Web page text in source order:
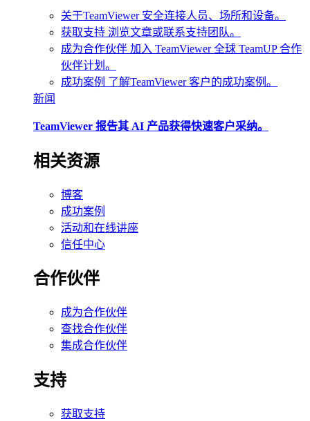
关于TeamViewer 安全连接人员、场所和设备。
获取支持 浏览文章或联系支持团队。
成为合作伙伴 加入 TeamViewer 全球 TeamUP 合作
伙伴计划。
成功案例 了解TeamViewer 客户的成功案例。
新闻
TeamViewer 报告其 AI 产品获得快速客户采纳。
相关资源
博客
成功案例
活动和在线讲座
信任中心
合作伙伴
成为合作伙伴
查找合作伙伴
集成合作伙伴
支持
获取支持